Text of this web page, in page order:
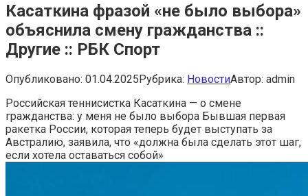
Касаткина фразой «не было выбора»
объяснила смену гражданства ::
Другие :: РБК Спорт
Опубликовано: 01.04.2025Рубрика: НовостиАвтор: admin
Российская теннисистка Касаткина — о смене
гражданства: у меня не было выбора Бывшая первая
ракетка России, которая теперь будет выступать за
Австралию, заявила, что «должна была сделать этот шаг,
если хотела оставаться собой»